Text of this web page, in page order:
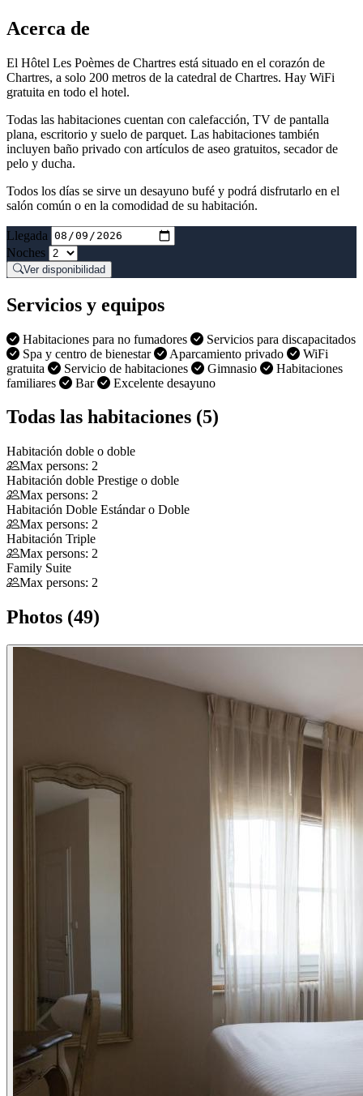
Acerca de
El Hôtel Les Poèmes de Chartres está situado en el corazón de
Chartres, a solo 200 metros de la catedral de Chartres. Hay WiFi
gratuita en todo el hotel.
Todas las habitaciones cuentan con calefacción, TV de pantalla
plana, escritorio y suelo de parquet. Las habitaciones también
incluyen baño privado con artículos de aseo gratuitos, secador de
pelo y ducha.
Todos los días se sirve un desayuno bufé y podrá disfrutarlo en el
salón común o en la comodidad de su habitación.
Llegada
Noches
Ver disponibilidad
Servicios y equipos
Habitaciones para no fumadores
Servicios para discapacitados
Spa y centro de bienestar
Aparcamiento privado
WiFi
gratuita
Servicio de habitaciones Gimnasio
Habitaciones
familiares
Bar Excelente desayuno
Todas las habitaciones (5)
Habitación doble o doble
Max persons: 2
Habitación doble Prestige o doble
Max persons: 2
Habitación Doble Estándar o Doble
Max persons: 2
Habitación Triple
Max persons: 2
Family Suite
Max persons: 2
Photos (49)